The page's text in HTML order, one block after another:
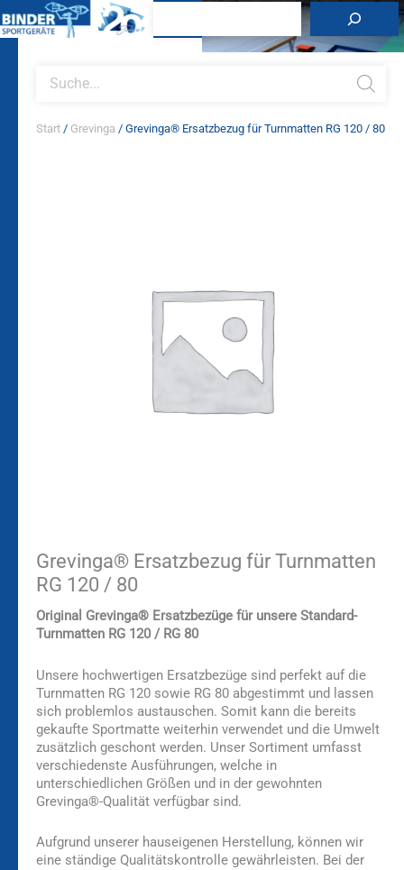
Inhalt
search
Start / Grevinga / Grevinga® Ersatzbezug für Turnmatten RG 120 / 80
Grevinga® Ersatzbezug für Turnmatten
RG 120 / 80
Original Grevinga® Ersatzbezüge für unsere Standard-
Turnmatten RG 120 / RG 80
Unsere hochwertigen Ersatzbezüge sind perfekt auf die
Turnmatten RG 120 sowie RG 80 abgestimmt und lassen
sich problemlos austauschen. Somit kann die bereits
gekaufte Sportmatte weiterhin verwendet und die Umwelt
zusätzlich geschont werden. Unser Sortiment umfasst
verschiedenste Ausführungen, welche in
unterschiedlichen Größen und in der gewohnten
Grevinga®-Qualität verfügbar sind.
Aufgrund unserer hauseigenen Herstellung, können wir
eine ständige Qualitätskontrolle gewährleisten. Bei der